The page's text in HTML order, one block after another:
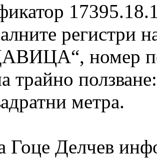
регистри
номер по
трайно
метра.
Делчев